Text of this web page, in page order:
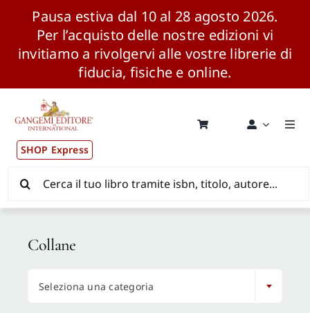
Pausa estiva dal 10 al 28 agosto 2026.
Per l’acquisto delle nostre edizioni vi
invitiamo a rivolgervi alle vostre librerie di
fiducia, fisiche e online.
contenuto
SHOP Express
Pubblicazioni
News ed Eventi
Distribuzione Wolrdwide
CONSIP / MEPA / ANVUR / CINECA
per:
Collane
Seleziona una categoria